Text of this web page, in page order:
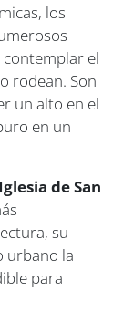
los
contemplar el
rodean. Son
un alto en el
en un
Iglesia de San
su
urbano la
para